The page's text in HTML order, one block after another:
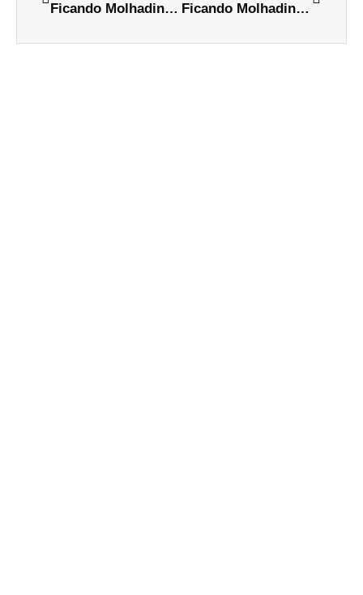
Ficando Molhadinha: Elvis Presley Ficando Molhadinha: John Mayer